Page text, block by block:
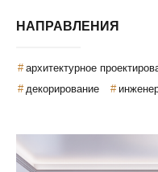
НАПРАВЛЕНИЯ
архитектурное
декорирование